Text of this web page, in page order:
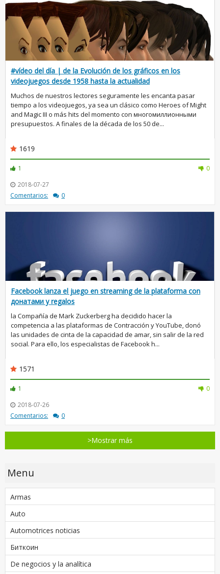
#vídeo del día | de la Evolución de los gráficos en los
videojuegos desde 1958 hasta la actualidad
Muchos de nuestros lectores seguramente les encanta pasar
tiempo a los videojuegos, ya sea un clásico como Heroes of Might
and Magic III o más hits del momento con многомиллионными
presupuestos. A finales de la década de los 50 de...
1619
1
0
2018-07-27
Comentarios:
0
Facebook lanza el juego en streaming de la plataforma con
донатами y regalos
la Compañía de Mark Zuckerberg ha decidido hacer la
competencia a las plataformas de Contracción y YouTube, donó
las unidades de cinta de la capacidad de amar, sin salir de la red
social. Para ello, los especialistas de Facebook h...
1571
1
0
2018-07-26
Comentarios:
0
>Mostrar más
Menu
Armas
Auto
Automotrices noticias
Биткоин
De negocios y la analítica